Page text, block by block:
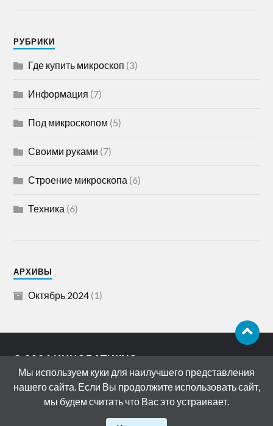
РУБРИКИ
Где купить микроскоп (3)
Информация (7)
Под микроскопом (5)
Своими руками (7)
Строение микроскопа (6)
Техника (6)
АРХИВЫ
Октябрь 2024 (1)
© 2026ИННОВАТИКУС
АДРЕС: 119072, РОССИЯ, МОСКВА,
БОЛОТНАЯ НАБЕРЕЖНАЯ, ДОМ 15
СТРОЕНИЕ 11
Мы используем куки для наилучшего представления
нашего сайта. Если Вы продолжите использовать сайт,
мы будем считать что Вас это устраивает.